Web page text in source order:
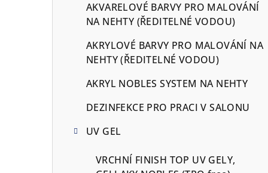
AKVARELOVÉ BARVY PRO MALOVÁNÍ
NA NEHTY (ŘEDITELNÉ VODOU)
AKRYLOVÉ BARVY PRO MALOVÁNÍ NA
NEHTY (ŘEDITELNÉ VODOU)
AKRYL NOBLES SYSTEM NA NEHTY
DEZINFEKCE PRO PRACI V SALONU
UV GEL
VRCHNÍ FINISH TOP UV GELY,